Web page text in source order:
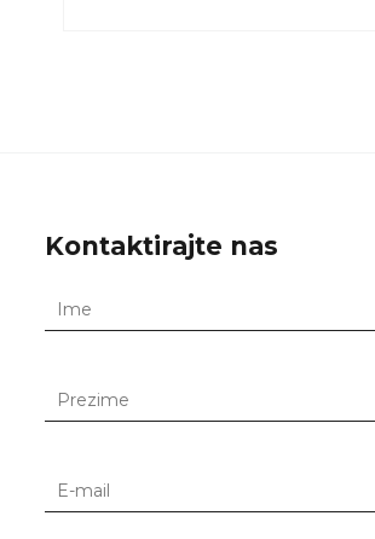
Kontaktirajte nas